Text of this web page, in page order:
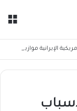
أسرار التحولات الكبرى.. كيف ترسم الاتفاقية الأمريكية الإيرانية موازين القوى بالمنطقة؟